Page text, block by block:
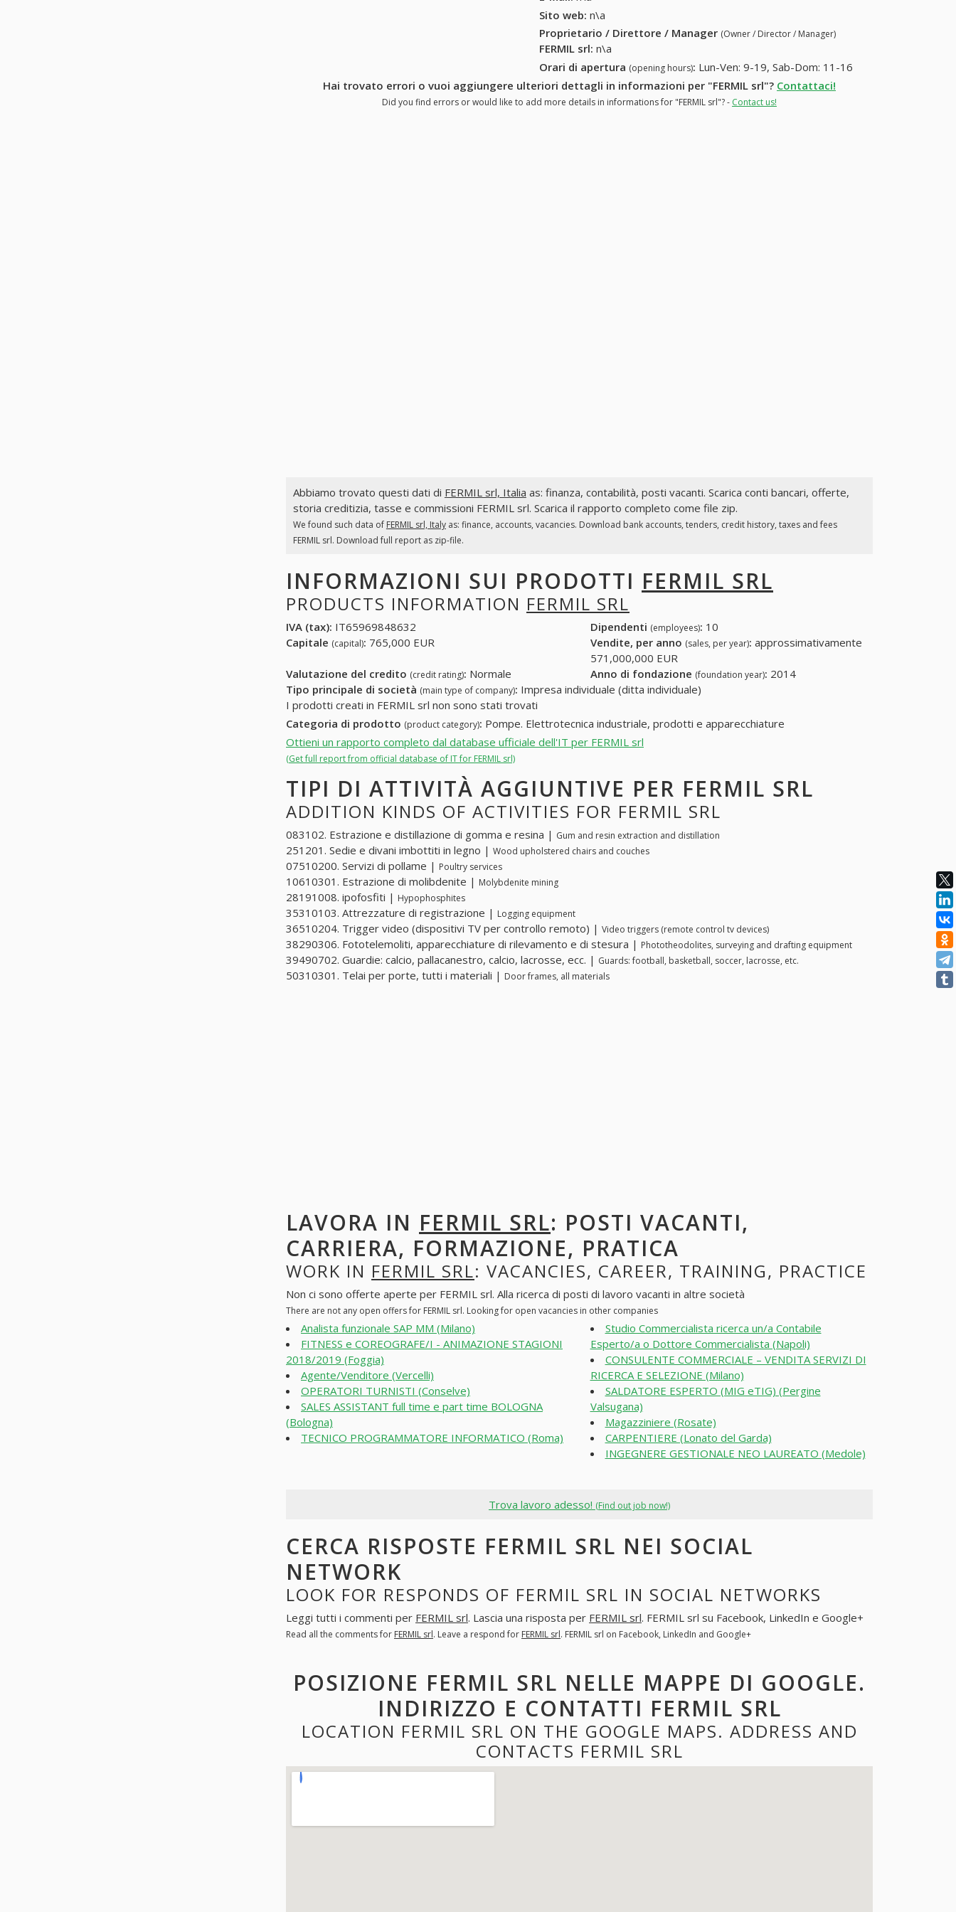
Sito web: n\a
Proprietario / Direttore / Manager (Owner / Director / Manager)
FERMIL srl: n\a
Orari di apertura (opening hours): Lun-Ven: 9-19, Sab-Dom: 11-16
Hai trovato errori o vuoi aggiungere ulteriori dettagli in informazioni per "FERMIL srl"? Contattaci!
Did you find errors or would like to add more details in informations for "FERMIL srl"? - Contact us!
Abbiamo trovato questi dati di FERMIL srl, Italia as: finanza, contabilità, posti vacanti. Scarica conti bancari, offerte,
storia creditizia, tasse e commissioni FERMIL srl. Scarica il rapporto completo come file zip.
We found such data of FERMIL srl, Italyas: finance, accounts, vacancies. Download bank accounts, tenders, credit history, taxes and fees
FERMIL srl. Download full report as zip-file.
INFORMAZIONI SUI PRODOTTI FERMIL SRL
PRODUCTS INFORMATION FERMIL SRL
IVA (tax): IT65969848632 Dipendenti (employees): 10
Capitale (capital): 765,000 EUR Vendite, per anno (sales, per year): approssimativamente
571,000,000 EUR
Valutazione del credito (credit rating): Normale Anno di fondazione (foundation year): 2014
Tipo principale di società (main type of company): Impresa individuale (ditta individuale)
I prodotti creati in FERMIL srl non sono stati trovati
Categoria di prodotto (product category): Pompe. Elettrotecnica industriale, prodotti e apparecchiature
Ottieni un rapporto completo dal database ufficiale dell'IT per FERMIL srl
(Get full report from official database of IT for FERMIL srl)
TIPI DI ATTIVITÀ AGGIUNTIVE PER FERMIL SRL
ADDITION KINDS OF ACTIVITIES FOR FERMIL SRL
083102. Estrazione e distillazione di gomma e resina | Gum and resin extraction and distillation
251201. Sedie e divani imbottiti in legno | Wood upholstered chairs and couches
07510200. Servizi di pollame | Poultry services
10610301. Estrazione di molibdenite | Molybdenite mining
28191008. ipofosfiti | Hypophosphites
35310103. Attrezzature di registrazione | Logging equipment
36510204. Trigger video (dispositivi TV per controllo remoto) | Video triggers (remote control tv devices)
38290306. Fototelemoliti, apparecchiature di rilevamento e di stesura | Phototheodolites, surveying and drafting equipment
39490702. Guardie: calcio, pallacanestro, calcio, lacrosse, ecc. | Guards: football, basketball, soccer, lacrosse, etc.
50310301. Telai per porte, tutti i materiali | Door frames, all materials
LAVORA IN FERMIL SRL: POSTI VACANTI,
CARRIERA, FORMAZIONE, PRATICA
WORK IN FERMIL SRL: VACANCIES, CAREER, TRAINING, PRACTICE
Non ci sono offerte aperte per FERMIL srl. Alla ricerca di posti di lavoro vacanti in altre società
There are not any open offers for FERMIL srl. Looking for open vacancies in other companies
Analista funzionale SAP MM (Milano)
FITNESS e COREOGRAFE/I - ANIMAZIONE STAGIONI
2018/2019 (Foggia)
Agente/Venditore (Vercelli)
OPERATORI TURNISTI (Conselve)
SALES ASSISTANT full time e part time BOLOGNA
(Bologna)
TECNICO PROGRAMMATORE INFORMATICO (Roma)
Studio Commercialista ricerca un/a Contabile
Esperto/a o Dottore Commercialista (Napoli)
CONSULENTE COMMERCIALE – VENDITA SERVIZI DI
RICERCA E SELEZIONE (Milano)
SALDATORE ESPERTO (MIG eTIG) (Pergine
Valsugana)
Magazziniere (Rosate)
CARPENTIERE (Lonato del Garda)
INGEGNERE GESTIONALE NEO LAUREATO (Medole)
Trova lavoro adesso! (Find out job now!)
CERCA RISPOSTE FERMIL SRL NEI SOCIAL
NETWORK
LOOK FOR RESPONDS OF FERMIL SRL IN SOCIAL NETWORKS
Leggi tutti i commenti per FERMIL srl. Lascia una risposta per FERMIL srl. FERMIL srl su Facebook, LinkedIn e Google+
Read all the comments for FERMIL srl. Leave a respond for FERMIL srl. FERMIL srl on Facebook, LinkedIn and Google+
POSIZIONE FERMIL SRL NELLE MAPPE DI GOOGLE.
INDIRIZZO E CONTATTI FERMIL SRL
LOCATION FERMIL SRL ON THE GOOGLE MAPS. ADDRESS AND
CONTACTS FERMIL SRL